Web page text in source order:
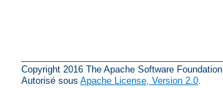
Copyright 2016 The Apache Software Foundation.
Autorisé sous Apache License, Version 2.0